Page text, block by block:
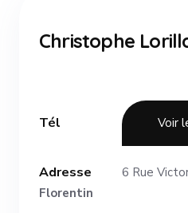
Christophe
Tél Voir
Adresse 6 Rue
Florentin